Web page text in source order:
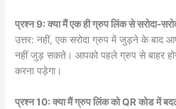
प्रश्न 9: क्या मैं एक ही ग्रुप लिंक से सरोदा-
उत्तर: नहीं, एक सरोदा ग्रुप में जुड़ने के बाद
नहीं जुड़ सकते। आपको पहले ग्रुप से बाहर
करना पड़ेगा।
प्रश्न 10: क्या मैं ग्रुप लिंक को QR कोड में